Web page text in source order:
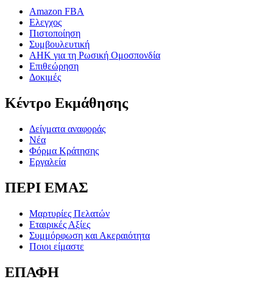
Amazon FBA
Ελεγχος
Πιστοποίηση
Συμβουλευτική
ΑΗΚ για τη Ρωσική Ομοσπονδία
Επιθεώρηση
Δοκιμές
Κέντρο Εκμάθησης
Δείγματα αναφοράς
Νέα
Φόρμα Κράτησης
Εργαλεία
ΠΕΡΙ ΕΜΑΣ
Μαρτυρίες Πελατών
Εταιρικές Αξίες
Συμμόρφωση και Ακεραιότητα
Ποιοι είμαστε
ΕΠΑΦΗ